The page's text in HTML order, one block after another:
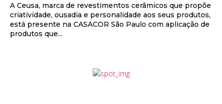
A Ceusa, marca de revestimentos cerâmicos que propõe
criatividade, ousadia e personalidade aos seus produtos,
está presente na CASACOR São Paulo com aplicação de
produtos que...